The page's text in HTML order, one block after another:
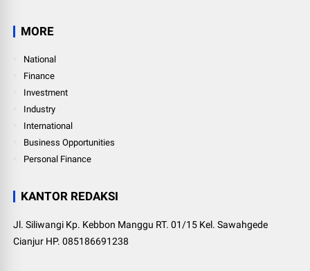
MORE
National
Finance
Investment
Industry
International
Business Opportunities
Personal Finance
KANTOR REDAKSI
Jl. Siliwangi Kp. Kebbon Manggu RT. 01/15 Kel. Sawahgede
Cianjur HP. 085186691238